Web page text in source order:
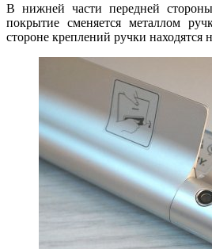
В нижней части передней стороны
покрытие сменяется металлом
стороне креплений ручки